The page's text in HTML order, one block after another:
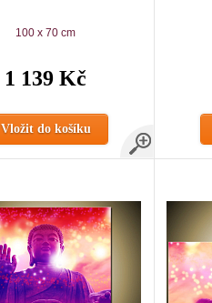
100 x 70 cm
1 139 Kč
Vložit do košíku